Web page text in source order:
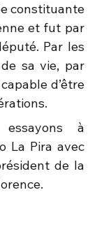
constituante
et fut par
Par les
sa vie, par
d’être
à
La Pira avec
de la